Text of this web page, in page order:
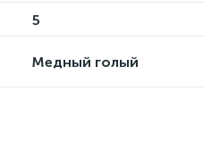
5
Медный голый